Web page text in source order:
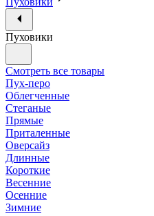
Пуховики
Смотреть все товары
Пух-перо
Облегченные
Стеганые
Прямые
Приталенные
Оверсайз
Длинные
Короткие
Весенние
Осенние
Зимние